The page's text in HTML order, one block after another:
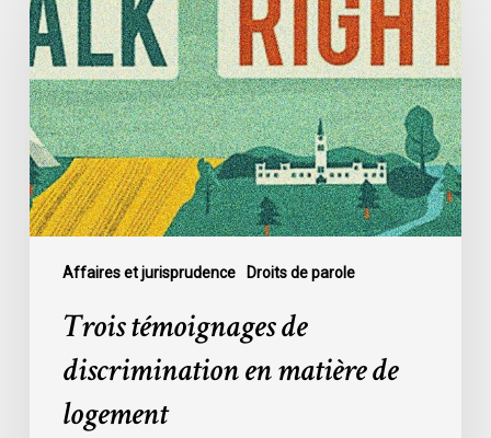
Affaires et jurisprudence Droits de parole
de
discrimination
en
matière
de
logement
Trois témoignages de
discrimination en matière de
logement